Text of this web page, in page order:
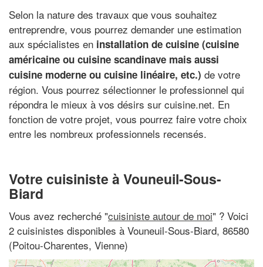
Selon la nature des travaux que vous souhaitez
entreprendre, vous pourrez demander une estimation
aux spécialistes en installation de cuisine (cuisine
américaine ou cuisine scandinave mais aussi
cuisine moderne ou cuisine linéaire, etc.) de votre
région. Vous pourrez sélectionner le professionnel qui
répondra le mieux à vos désirs sur cuisine.net. En
fonction de votre projet, vous pourrez faire votre choix
entre les nombreux professionnels recensés.
Votre cuisiniste à Vouneuil-Sous-
Biard
Vous avez recherché "cuisiniste autour de moi" ? Voici
2 cuisinistes disponibles à Vouneuil-Sous-Biard, 86580
(Poitou-Charentes, Vienne)